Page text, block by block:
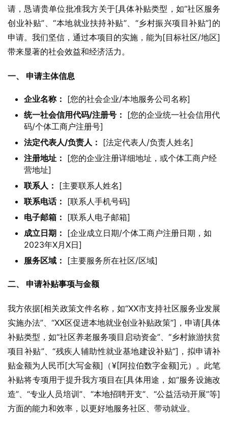
请，恳请贵单位批准我方关于[具体补贴类型，如“社区服务
创业补贴”、“本地就业扶持补贴”、“乡村振兴项目补贴”]的
申请。我们坚信，通过本项目的实施，能为[目标社区/地区]
带来显著的社会效益和经济活力。
一、 申请主体信息
企业名称： [您的社会企业/本地服务公司名称]
统一社会信用代码/注册号： [您的企业统一社会信用代
码/个体工商户注册号]
法定代表人/负责人： [法定代表人/负责人姓名]
注册地址： [您的企业注册详细地址，或个体工商户经
营地址]
联系人： [主要联系人姓名]
联系电话： [联系人手机号码]
电子邮箱： [联系人电子邮箱]
成立日期： [企业成立日期/个体工商户注册日期，如
2023年X月X日]
服务区域： [主要服务所在社区/区域]
二、 申请补贴事项与金额
我方依据[相关政策文件名称，如“XX市支持社区服务业发展
实施办法”、“XX区促进本地就业创业补贴政策”]，申请[具体
补贴类型，如“社区养老服务项目启动资金”、“乡村旅游扶贫
项目补贴”、“残疾人辅助性就业基地建设补贴”]，拟申请补
贴金额为人民币[大写金额]（¥[阿拉伯数字金额]元）。此笔
补贴将专项用于提升我方项目在[具体用途，如“服务设施改
造”、“专业人员培训”、“本地招聘开支”、“公益活动开展”等]
方面的能力和效率，以更好地服务社区、带动就业。